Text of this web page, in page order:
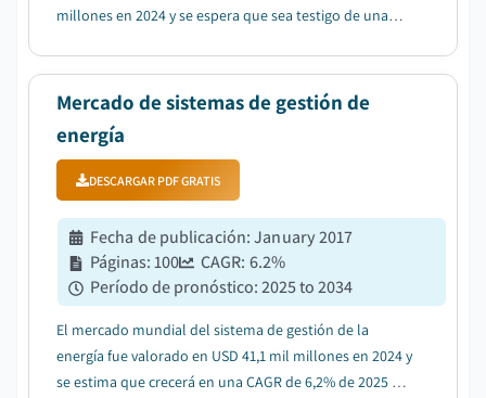
millones en 2024 y se espera que sea testigo de una
Mercado de sistemas de gestión de
energía
DESCARGAR PDF GRATIS
Fecha de publicación:January 2017
Páginas:100 CAGR: 6.2%
Período de pronóstico:2025 to 2034
El mercado mundial del sistema de gestión de la
energía fue valorado en USD 41,1 mil millones en 2024 y
se estima que crecerá en una CAGR de 6,2% de 2025 a